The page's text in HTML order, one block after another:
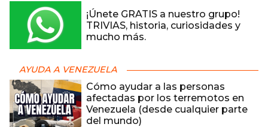
¡Únete GRATIS a nuestro grupo!
TRIVIAS, historia, curiosidades y
mucho más.
AYUDA A VENEZUELA
Cómo ayudar a las personas
afectadas por los terremotos en
Venezuela (desde cualquier parte
del mundo)